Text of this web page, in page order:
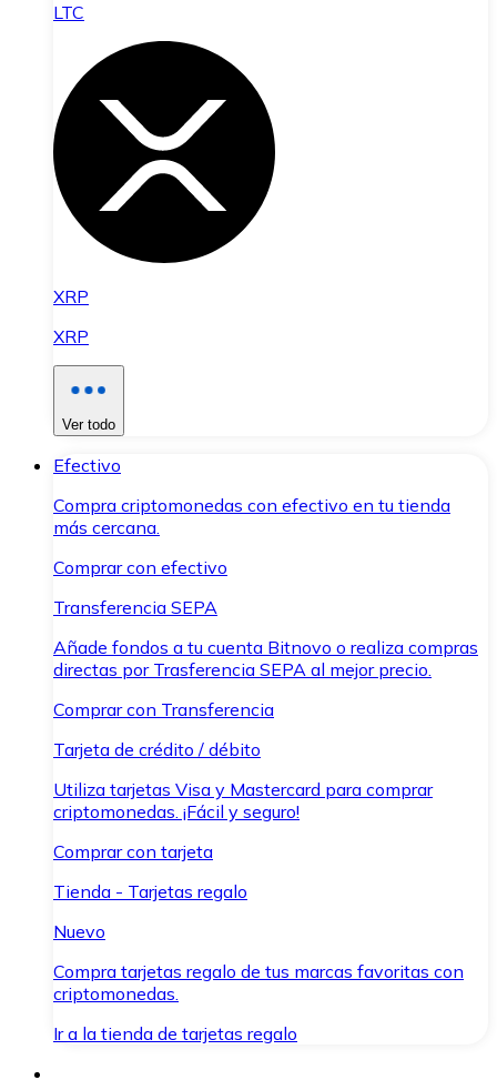
LTC
XRP
XRP
Ver todo
Efectivo
Compra criptomonedas con efectivo en tu tienda
más cercana.
Comprar con efectivo
Transferencia SEPA
Añade fondos a tu cuenta Bitnovo o realiza compras
directas por Trasferencia SEPA al mejor precio.
Comprar con Transferencia
Tarjeta de crédito / débito
Utiliza tarjetas Visa y Mastercard para comprar
criptomonedas. ¡Fácil y seguro!
Comprar con tarjeta
Tienda - Tarjetas regalo
Nuevo
Compra tarjetas regalo de tus marcas favoritas con
criptomonedas.
Ir a la tienda de tarjetas regalo